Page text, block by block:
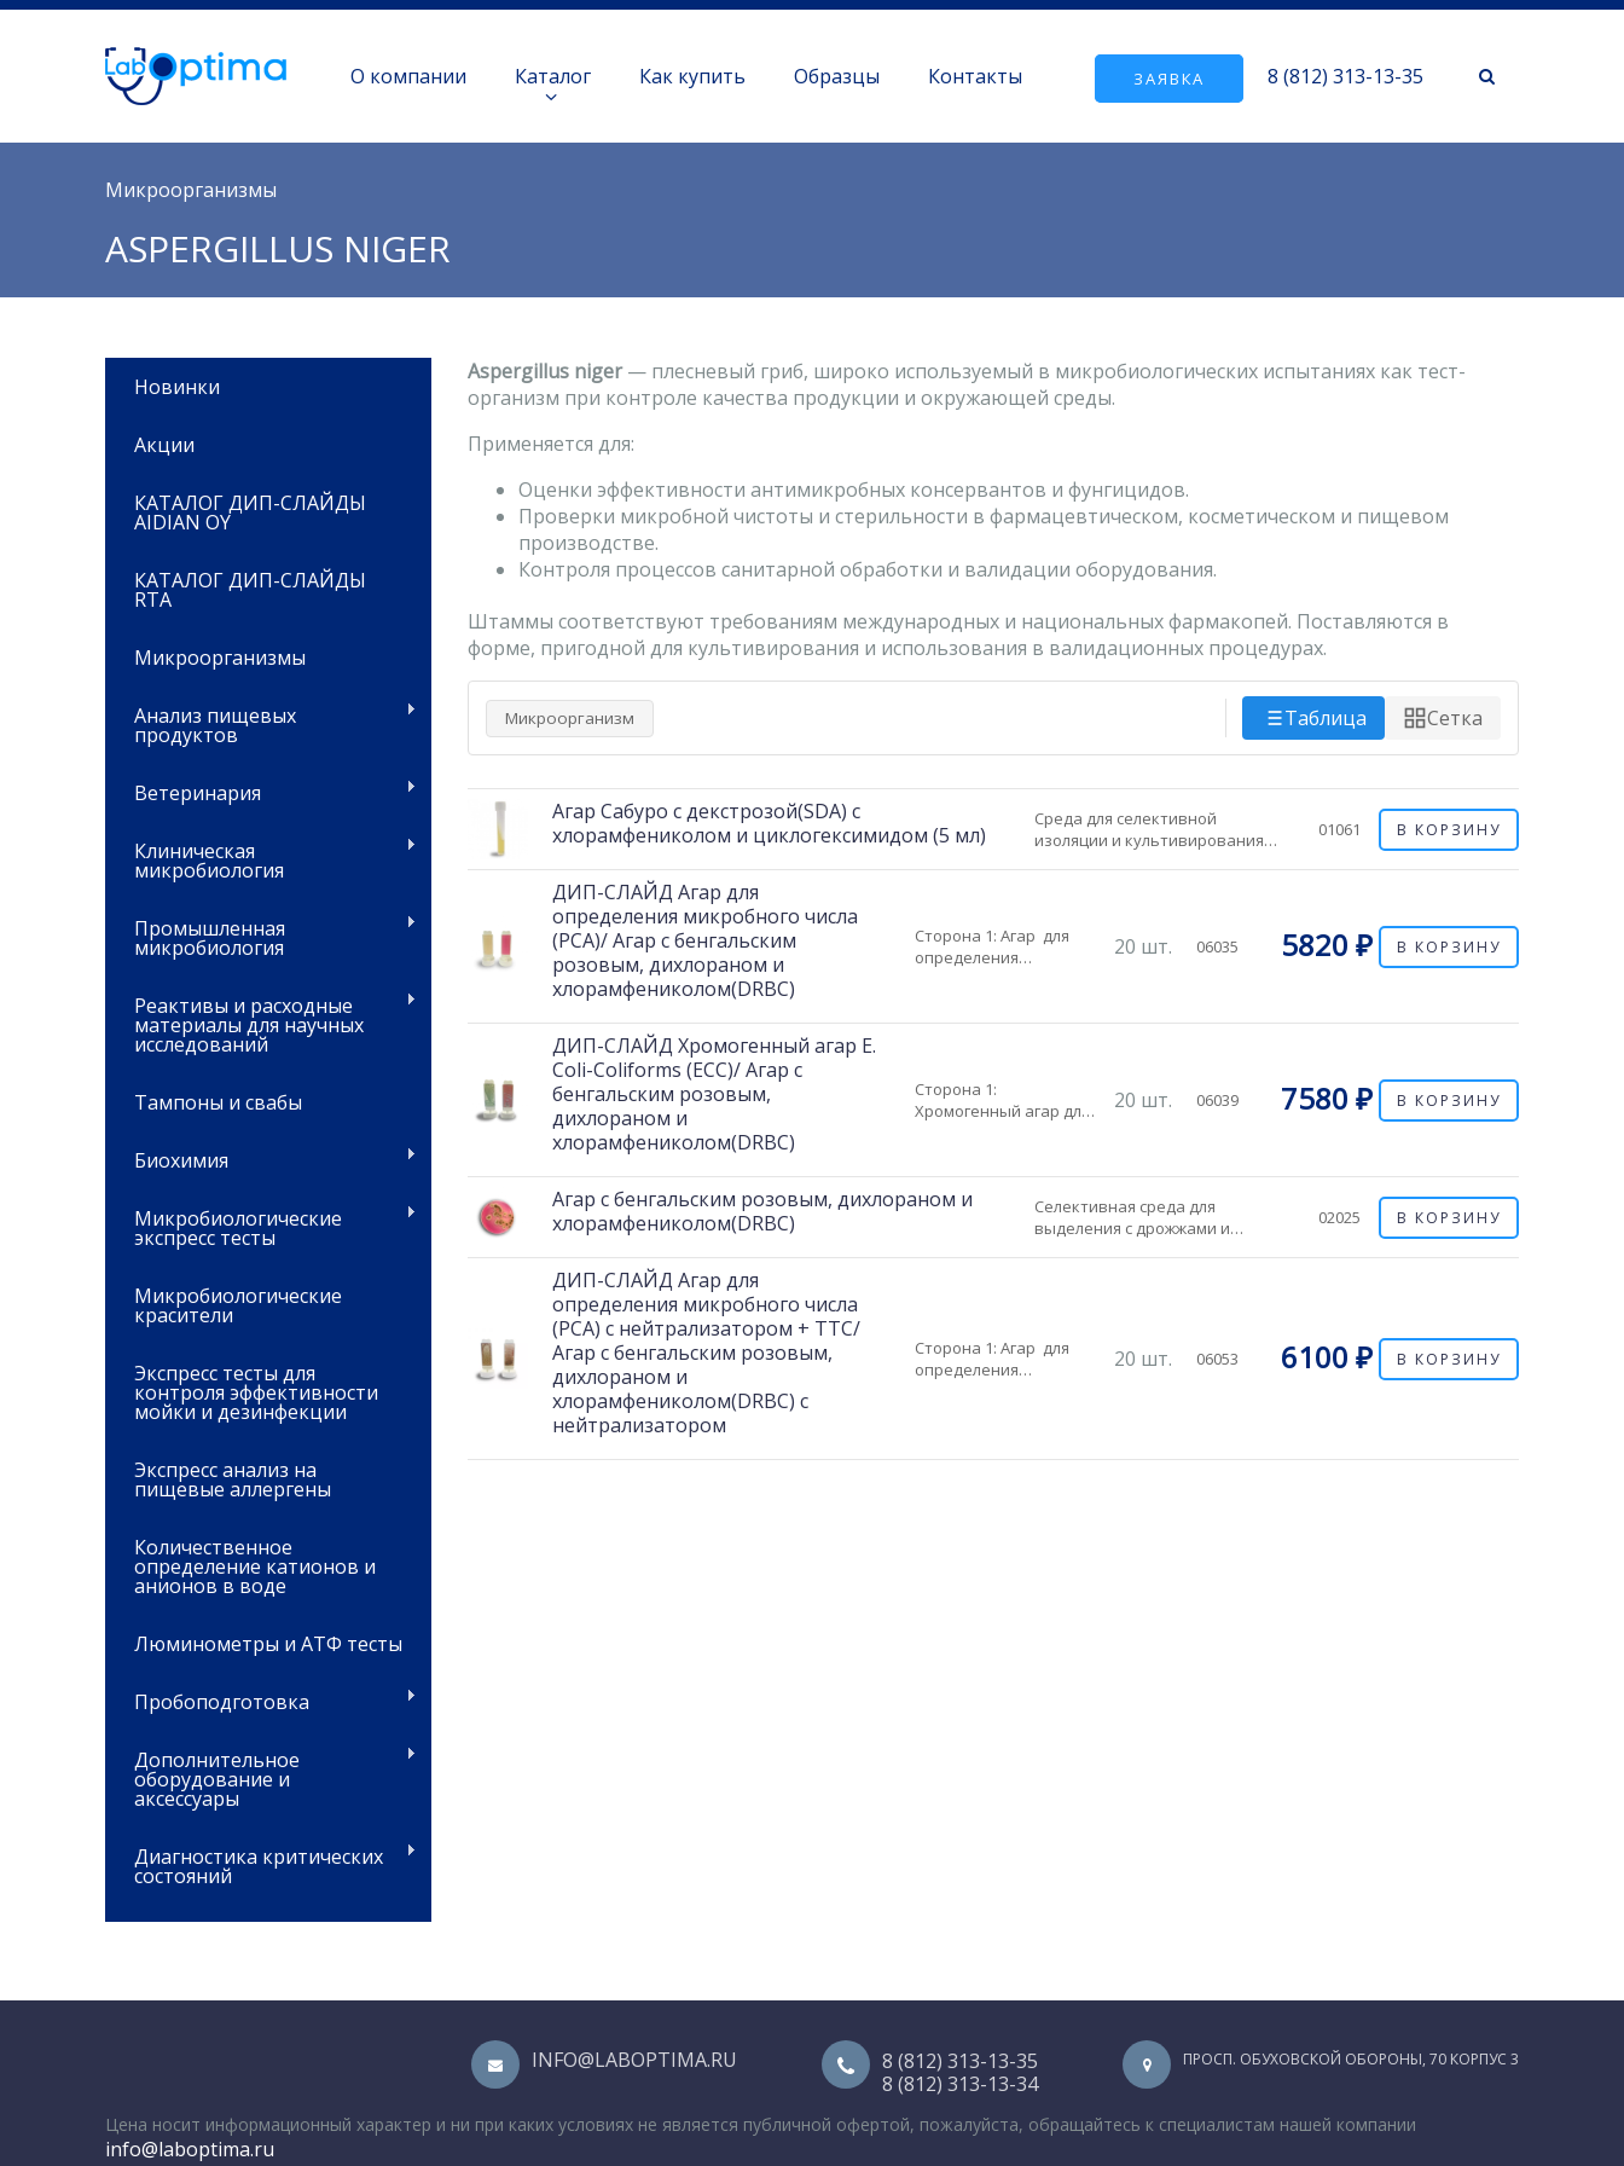
О компании Каталог Как купить Образцы Контакты ЗАЯВКА 8 (812) 313-13-35
Вы здесь
Микроорганизмы
ASPERGILLUS NIGER
Новинки
Акции
КАТАЛОГ ДИП-СЛАЙДЫ
AIDIAN OY
КАТАЛОГ ДИП-СЛАЙДЫ
RTA
Микроорганизмы
Анализ пищевых
продуктов
Ветеринария
Клиническая
микробиология
Промышленная
микробиология
Реактивы и расходные
материалы для научных
исследований
Тампоны и свабы
Биохимия
Микробиологические
экспресс тесты
Микробиологические
красители
Экспресс тесты для
контроля эффективности
мойки и дезинфекции
Экспресс анализ на
пищевые аллергены
Количественное
определение катионов и
анионов в воде
Люминометры и АТФ тесты
Пробоподготовка
Дополнительное
оборудование и
аксессуары
Диагностика критических
состояний
Aspergillus niger— плесневый гриб, широко используемый в микробиологических испытаниях как тест-
организм при контроле качества продукции и окружающей среды.
Применяется для:
Оценки эффективности антимикробных консервантов и фунгицидов.
Проверки микробной чистоты и стерильности в фармацевтическом, косметическом и пищевом
производстве.
Контроля процессов санитарной обработки и валидации оборудования.
Штаммы соответствуют требованиям международных и национальных фармакопей. Поставляются в
форме, пригодной для культивирования и использования в валидационных процедурах.
Микроорганизм Таблица Сетка
Агар Сабуро с декстрозой(SDA) с
хлорамфениколом и циклогексимидом (5 мл)
Среда для селективной
изоляции и культивирования
некоторые сапрофитные и
01061 В КОРЗИНУ
ДИП-СЛАЙД Агар для
определения микробного числа
(PCA)/ Агар с бенгальским
розовым, дихлораном и
хлорамфениколом(DRBC)
Сторона 1: Агар для
определения
бенгальским розовым,
Микробиологический
контроль:
20 шт. 06035 5820 ₽ В КОРЗИНУ
ДИП-СЛАЙД Хромогенный агар E.
Coli-Coliforms (ECC)/ Агар с
бенгальским розовым,
дихлораном и
хлорамфениколом(DRBC)
Сторона 1:
Хромогенный агар для
кишечной палочки и
колиформных
бактерий. Сторона 2:
Агар с бенгальским
розовым, дихлораном и
20 шт. 06039 7580 ₽ В КОРЗИНУ
Агар с бенгальским розовым, дихлораном и
хлорамфениколом(DRBC)
Селективная среда для
выделения с дрожжами и
20–25°C в течение 72 часов...
02025 В КОРЗИНУ
ДИП-СЛАЙД Агар для
определения микробного числа
(PCA) с нейтрализатором + TTC/
Агар с бенгальским розовым,
дихлораном и
хлорамфениколом(DRBC) с
нейтрализатором
Сторона 1: Агар для
определения
бенгальским розовым,
20 шт. 06053 6100 ₽ В КОРЗИНУ
INFO@LABOPTIMA.RU
8 (812) 313-13-35
8 (812) 313-13-34
ПРОСП. ОБУХОВСКОЙ ОБОРОНЫ, 70 КОРПУС 3
Цена носит информационный характер и ни при каких условиях не является публичной офертой, пожалуйста, обращайтесь к специалистам нашей компании
info@laboptima.ru